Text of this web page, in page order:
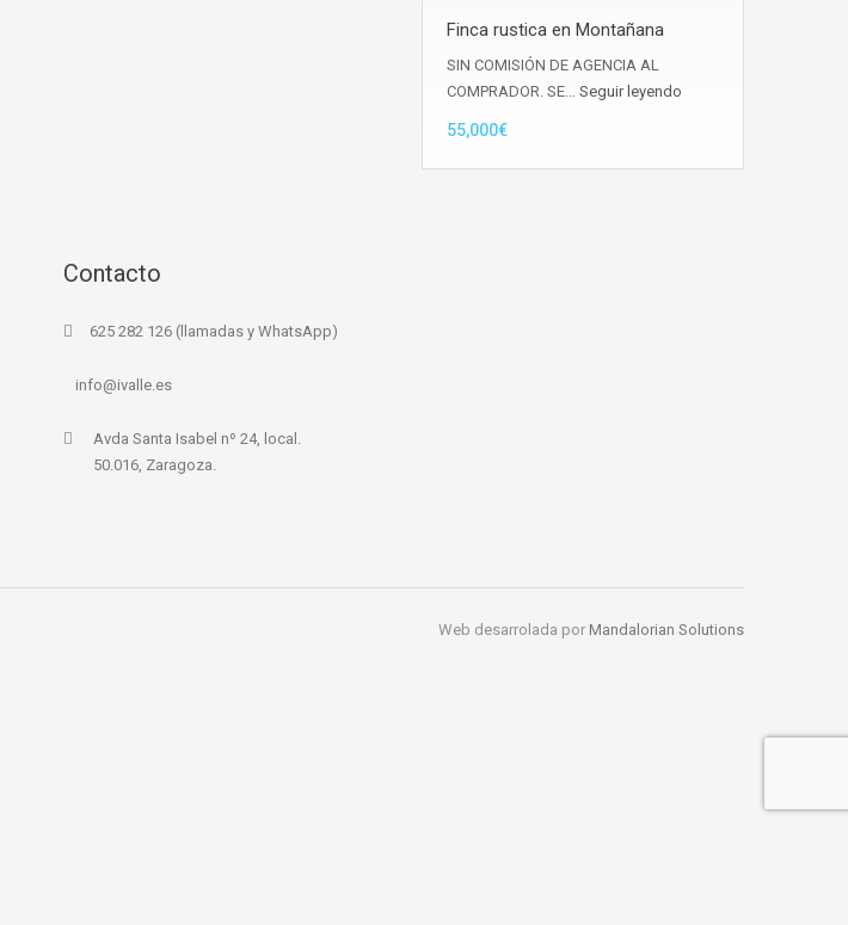
Finca rustica en Montañana
SIN COMISIÓN DE AGENCIA AL
COMPRADOR. SE… Seguir leyendo
55,000€
Contacto
625 282 126 (llamadas y WhatsApp)
info@ivalle.es
Avda Santa Isabel nº 24, local.
50.016, Zaragoza.
Web desarrolada por Mandalorian Solutions